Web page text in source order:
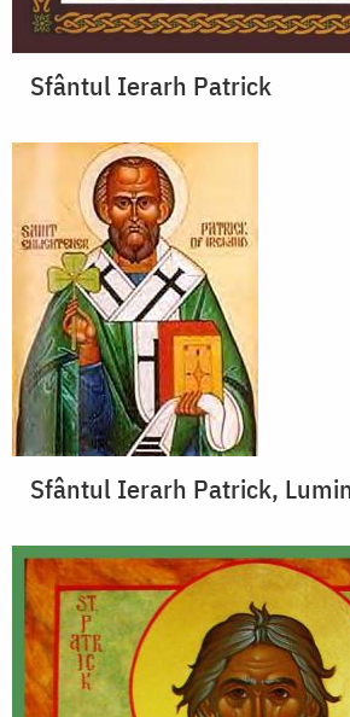
Sfântul Ierarh Patrick
Sfântul Ierarh Patrick,